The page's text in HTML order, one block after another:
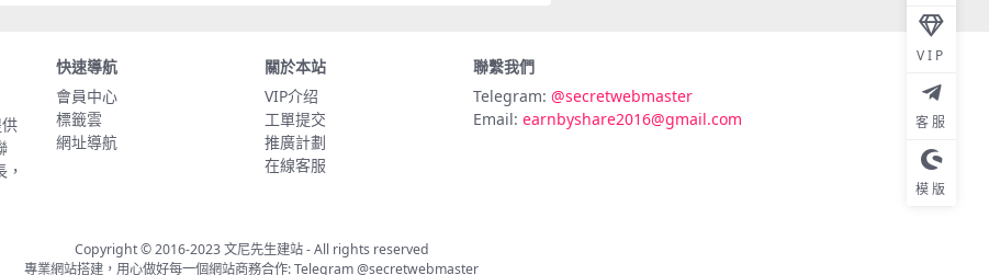
快速導航
會員中心
標籤雲
網址導航
關於本站
VIP介绍
工單提交
推廣計劃
在線客服
聯繫我們
Telegram: @secretwebmaster
Email: earnbyshare2016@gmail.com
Copyright © 2016-2023文尼先生建站- All rights reserved
專業網站搭建，用心做好每一個網站商務合作: Telegram@secretwebmaster
VIP
客服
模版